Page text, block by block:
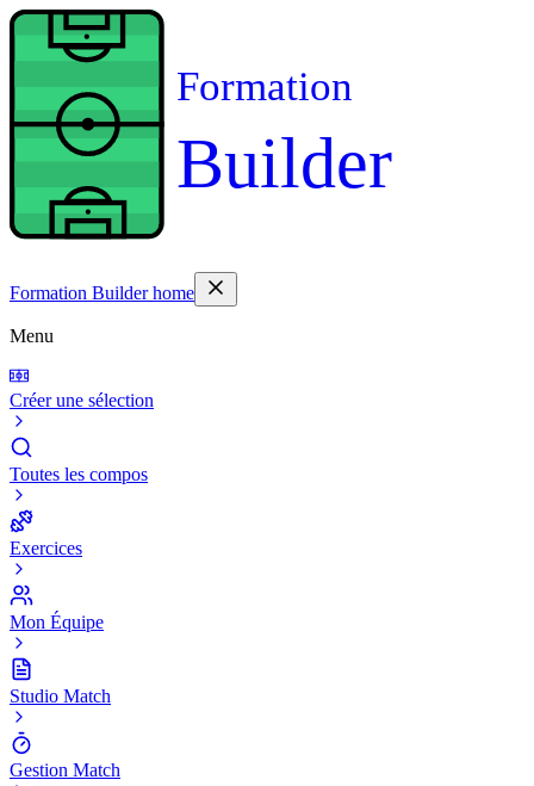
Formation
Builder
Formation Builder home
Menu
Créer une sélection
Toutes les compos
Exercices
Mon Équipe
Studio Match
Gestion Match